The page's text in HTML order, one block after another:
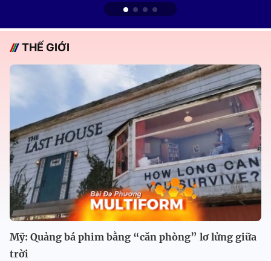
THẾ GIỚI
Mỹ: Quảng bá phim bằng “căn phòng” lơ lửng giữa
trời